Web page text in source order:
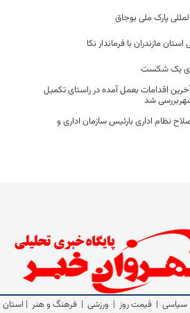
مازندران با فرماندار نکا
برای یک شکست
اقدامات بعمل آمده در راستای تکمیل
شد
نظام اداری بارئیس سازمان اداری و
سیاسی | قیمت روز | ورزشی | فرهنگ و هنر | استان